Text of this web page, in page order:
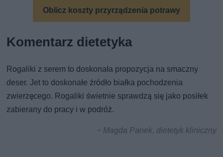
Oblicz koszty przyrządzenia potrawy
Komentarz dietetyka
Rogaliki z serem to doskonała propozycja na smaczny
deser. Jet to doskonałe źródło białka pochodzenia
zwierzęcego. Rogaliki świetnie sprawdzą się jako posiłek
zabierany do pracy i w podróż.
~ Magda Panek, dietetyk kliniczny